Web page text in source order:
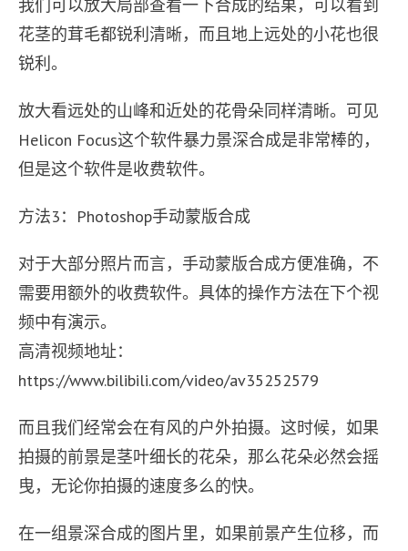
我们可以放大局部查看一下合成的结果，可以看到
花茎的茸毛都锐利清晰，而且地上远处的小花也很
锐利。
放大看远处的山峰和近处的花骨朵同样清晰。可见
Helicon Focus这个软件暴力景深合成是非常棒的，
但是这个软件是收费软件。
方法3：Photoshop手动蒙版合成
对于大部分照片而言，手动蒙版合成方便准确，不
需要用额外的收费软件。具体的操作方法在下个视
频中有演示。
高清视频地址：
https://www.bilibili.com/video/av35252579
而且我们经常会在有风的户外拍摄。这时候，如果
拍摄的前景是茎叶细长的花朵，那么花朵必然会摇
曳，无论你拍摄的速度多么的快。
在一组景深合成的图片里，如果前景产生位移，而